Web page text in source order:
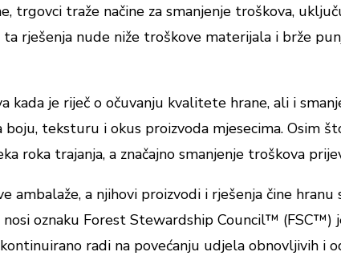
trgovci traže načine za smanjenje troškova,
rješenja nude niže troškove materijala i brže
kada je riječ o očuvanju kvalitete hrane, ali i
teksturu i okus proizvoda mjesecima. Osim
roka trajanja, a značajno smanjenje troškova
a njihovi proizvodi i rješenja čine
oznaku Forest Stewardship Council™ (FSC™)
radi na povećanju udjela obnovljivih i